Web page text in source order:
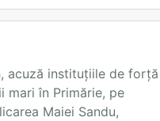
acuză instituțiile de forță
mari în Primărie, pe
Maiei Sandu,